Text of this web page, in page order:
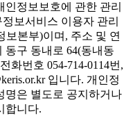
정보보호에 관한 관리
보서비스 이용자 관리
보본부)이며, 주소 및 연
동구 동내로 64(동내동
화번호 054-714-0114번,
입니다. 개인정
명은 별도로 공지하거나
합니다.